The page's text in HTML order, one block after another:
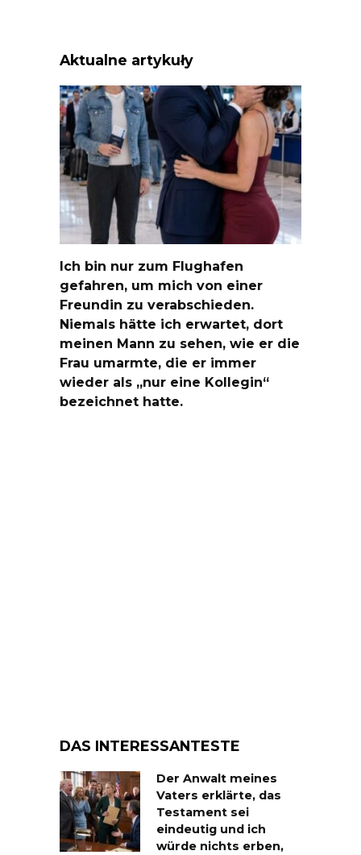
Aktualne artykuły
Ich bin nur zum Flughafen
gefahren, um mich von einer
Freundin zu verabschieden.
Niemals hätte ich erwartet, dort
meinen Mann zu sehen, wie er die
Frau umarmte, die er immer
wieder als „nur eine Kollegin“
bezeichnet hatte.
DAS INTERESSANTESTE
Der Anwalt meines
Vaters erklärte, das
Testament sei
eindeutig und ich
würde nichts erben,